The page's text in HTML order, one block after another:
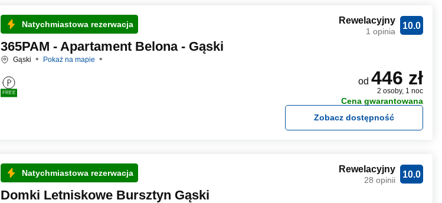
Natychmiastowa rezerwacja
365PAM - Apartament Belona - Gąski
Gąski Pokaż na mapie
FREE
10.0
Rewelacyjny
1 opinia
od 446 zł
2 osoby, 1 noc
Cena gwarantowana
Zobacz dostępność
Natychmiastowa rezerwacja
Domki Letniskowe Bursztyn Gąski
10.0
Rewelacyjny
28 opinii